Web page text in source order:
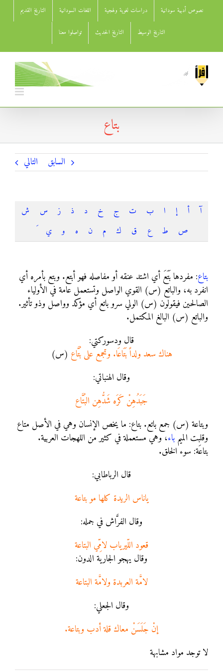
نصوص أدبية سودانية دراسات لغوية ولهجية اللغات السودانية التاريخ القديم
التاريخ الوسيط التاريخ الحديث تواصلوا معنا
بتاع
السابق التالي
آ أ إ ا ب ت ج خ د ذ ز س
ش
ص
ط ع ق ك م ن ه و ي
بتاع: مفردها بَتَعَ أي اشتد عنقه أو مفاصله فهو أبتع. وبتع بأمره أي
انفرد به، والباتع (س) القوي الواصل وتستعمل عامة في الأولياء
الصالحين فيقولون (س) الولي سرو باتع أي مؤكد وواصل وذو تأثير.
والباتع (س) البالغ المكتمل.
قال ودسوركتي:
هناك سعد ولداً بَتَاعَا. وتجمع على بُتَّاع (س)
وقال الهنباتي:
جَبَدُهِنْ كَرَه شَدُّهِن البُتَّاع
وبتاعة (س) جمع باتع. بتاع: ما يخص الإنسان وهي في الأصل متاع
وقلبت الميمباء، وهي مستعملة في كثير من اللهجات العربية.
بتاعَة: سوء الخلق.
قال الرباطابي:
ياناس الريدة كلها مو بتاعة
وقال الفرَّاش في جمله:
قعود اللّيرياب لامِّي البتاعة
وقال يهجو الجارية الدون:
لامَّة العربدة ولامَّة البتاعة
وقال الجعلي:
إنْ جَلَسَنْ معاك قلة أدب وبتاعة.
لا توجد مواد مشابهة